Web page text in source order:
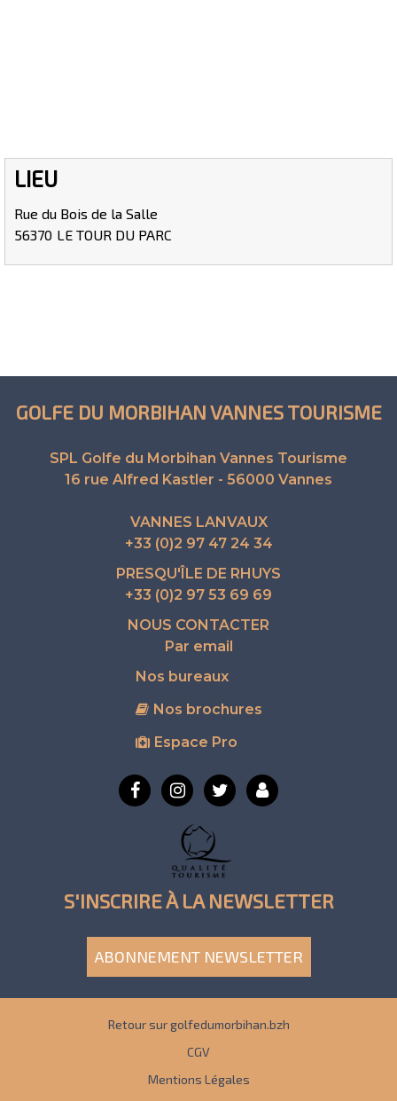
LIEU
Rue du Bois de la Salle
56370 LE TOUR DU PARC
GOLFE DU MORBIHAN VANNES TOURISME
SPL Golfe du Morbihan Vannes Tourisme
16 rue Alfred Kastler - 56000 Vannes
+33 (0)2 97 47 24 34
VANNES LANVAUX
+33 (0)2 97 53 69 69
PRESQU'ÎLE DE RHUYS
Par email
NOUS CONTACTER
Nos bureaux
Nos brochures
Espace Pro
S'INSCRIRE À LA NEWSLETTER
ABONNEMENT NEWSLETTER
Retour sur golfedumorbihan.bzh
CGV
Mentions Légales